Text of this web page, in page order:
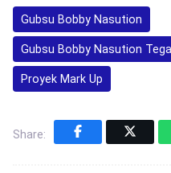
Gubsu Bobby Nasution
Gubsu Bobby Nasution
Proyek Mark Up
Share: